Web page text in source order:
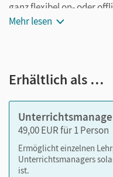
ganz flexibel on- oder
Der Unterrichtsmanager
E-Book
Arbeitsblättern)
Mehr lesen
Erhältlich als …
49,00 EUR für 1 Person
Ermöglicht einzelnen
Unterrichtsmanagers
ist.